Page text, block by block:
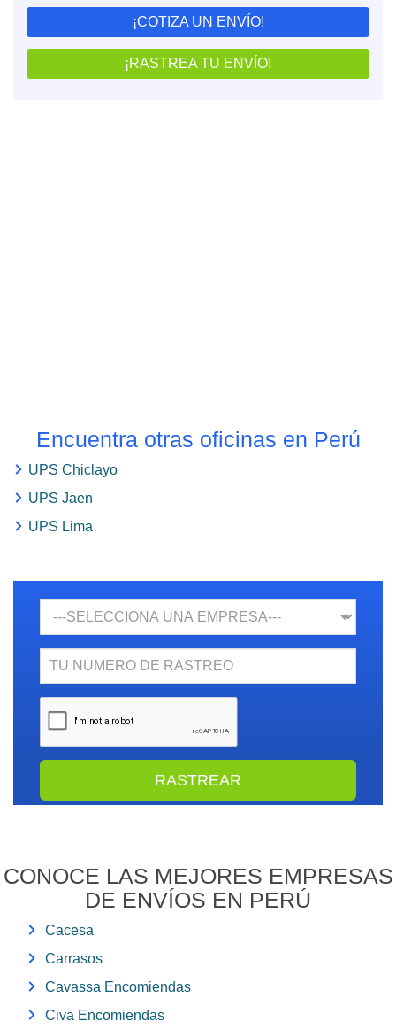
¡COTIZA UN ENVÍO!
¡RASTREA TU ENVÍO!
Encuentra otras oficinas en Perú
UPS Chiclayo
UPS Jaen
UPS Lima
N.
CONOCE LAS MEJORES EMPRESAS
DE ENVÍOS EN PERÚ
Cacesa
Carrasos
Cavassa Encomiendas
Civa Encomiendas